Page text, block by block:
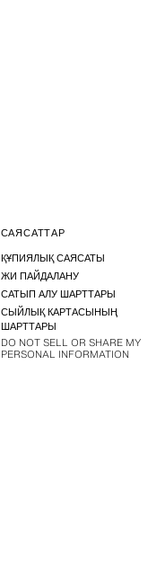
САЯСАТТАР
ҚҰПИЯЛЫҚ САЯСАТЫ
ЖИ ПАЙДАЛАНУ
САТЫП АЛУ ШАРТТАРЫ
СЫЙЛЫҚ КАРТАСЫНЫҢ
ШАРТТАРЫ
DO NOT SELL OR SHARE MY
PERSONAL INFORMATION